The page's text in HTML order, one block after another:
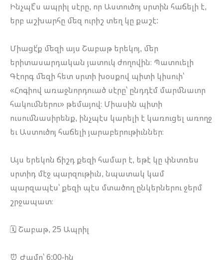
ՆԱՄԱԿԱՆԻ
​Ինչպէ՞ս ապրիլ սէրը, որ Աստուծոյ սրտին հաճելի է,
երբ աշխարհը մեզ ուրիշ տեղ կը քաշէ:
Միացէ՛ք մեզի այս Շաբաթ երեկոյ, մեր
երիտասարդական յատուկ ժողովին։ Պատուելի
Գէորգ մեզի հետ սրտի խօսքով պիտի կիսուի՝
«Հոգիով առաջնորդուած սէրը՝ ընդդէմ մարմնաւոր
հակումներու» թեմայով։ Միասին պիտի
ուսումնասիրենք, ինչպէս կարելի է կառուցել առողջ
եւ Աստուծոյ հաճելի յարաբերութիւններ։
​Այս երեկոն ճիշդ քեզի համար է, եթէ կը փնտռես
սրտիդ մէջ պարզութիւն, նպատակ կամ
պարզապէս՝ քեզի պէս մտածող ընկերներու ջերմ
շրջապատ։
🗓️ Շաբաթ, 25 Ապրիլ
⏰ Ժամը՝ 6:00-ին